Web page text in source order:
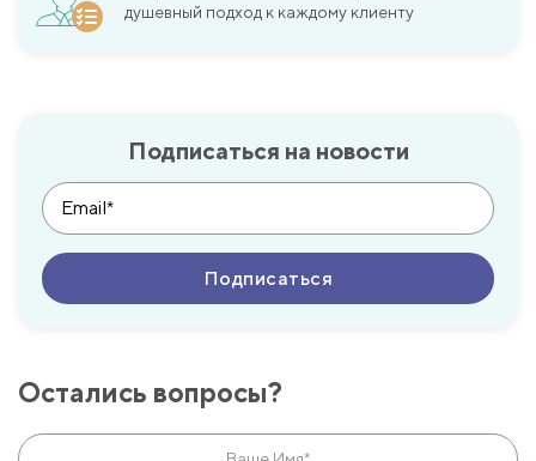
душевный подход к каждому клиенту
Подписаться на новости
Остались вопросы?